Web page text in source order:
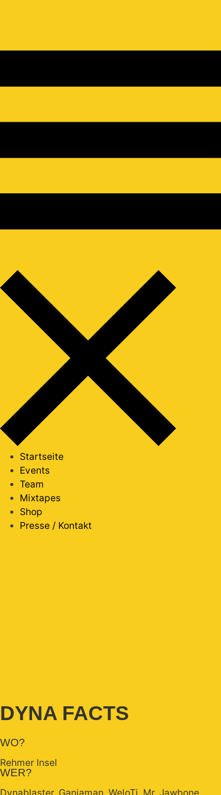
Startseite
Events
Team
Mixtapes
Shop
Presse / Kontakt
DYNA FACTS
WO?
Rehmer Insel
WER?